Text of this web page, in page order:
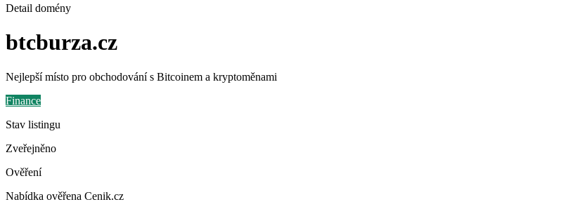
Detail domény
btcburza.cz
Nejlepší místo pro obchodování s Bitcoinem a kryptoměnami
Finance
Stav listingu
Zveřejněno
Ověření
Nabídka ověřena Cenik.cz